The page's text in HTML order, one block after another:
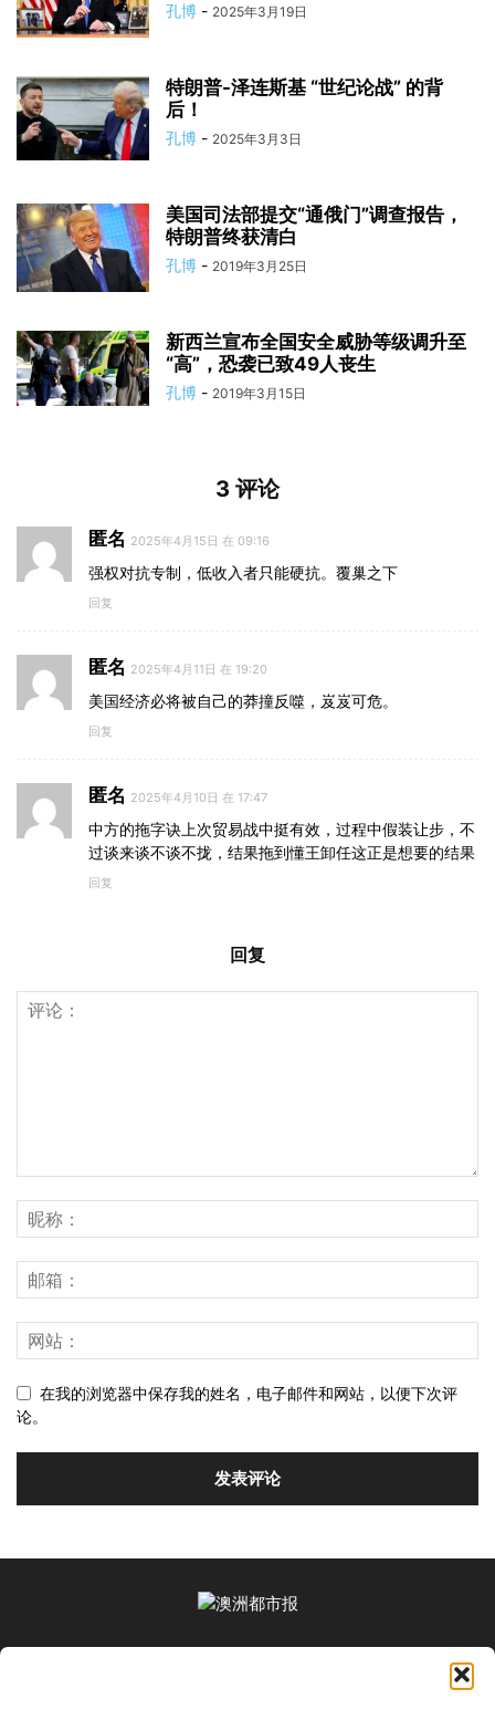
孔博 - 2025年3月19日
特朗普-泽连斯基 “世纪论战” 的背
后！
孔博 - 2025年3月3日
美国司法部提交“通俄门”调查报告，
特朗普终获清白
孔博 - 2019年3月25日
新西兰宣布全国安全威胁等级调升至
“高”，恐袭已致49人丧生
孔博 - 2019年3月15日
3 评论
匿名 2025年4月15日 在 09:16
强权对抗专制，低收入者只能硬抗。覆巢之下
回复
匿名 2025年4月11日 在 19:20
美国经济必将被自己的莽撞反噬，岌岌可危。
回复
匿名 2025年4月10日 在 17:47
中方的拖字诀上次贸易战中挺有效，过程中假装让步，不
过谈来谈不谈不拢，结果拖到懂王卸任这正是想要的结果
回复
回复
在我的浏览器中保存我的姓名，电子邮件和网站，以便下次评
论。